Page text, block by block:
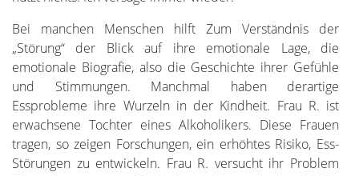
Bei manchen Menschen hilft Zum Verständnis der
„Störung“ der Blick auf ihre emotionale Lage, die
emotionale Biografie, also die Geschichte ihrer Gefühle
und Stimmungen. Manchmal haben derartige
Essprobleme ihre Wurzeln in der Kindheit. Frau R. ist
erwachsene Tochter eines Alkoholikers. Diese Frauen
tragen, so zeigen Forschungen, ein erhöhtes Risiko, Ess-
Störungen zu entwickeln. Frau R. versucht ihr Problem